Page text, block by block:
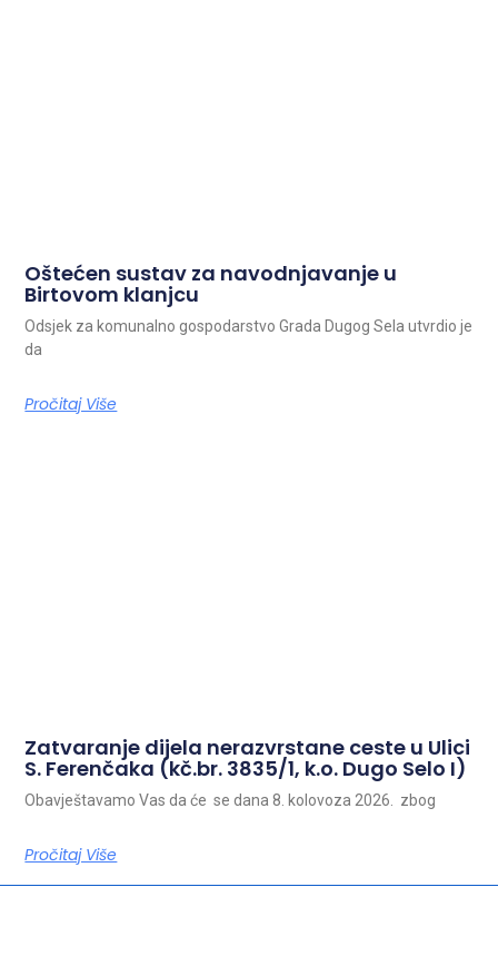
Oštećen sustav za navodnjavanje u
Birtovom klanjcu
Odsjek za komunalno gospodarstvo Grada Dugog Sela utvrdio je
da
Pročitaj Više
Zatvaranje dijela nerazvrstane ceste u Ulici
S. Ferenčaka (kč.br. 3835/1, k.o. Dugo Selo I)
Obavještavamo Vas da će se dana 8. kolovoza 2026. zbog
Pročitaj Više